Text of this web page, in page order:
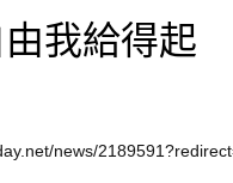
我給得起
news/